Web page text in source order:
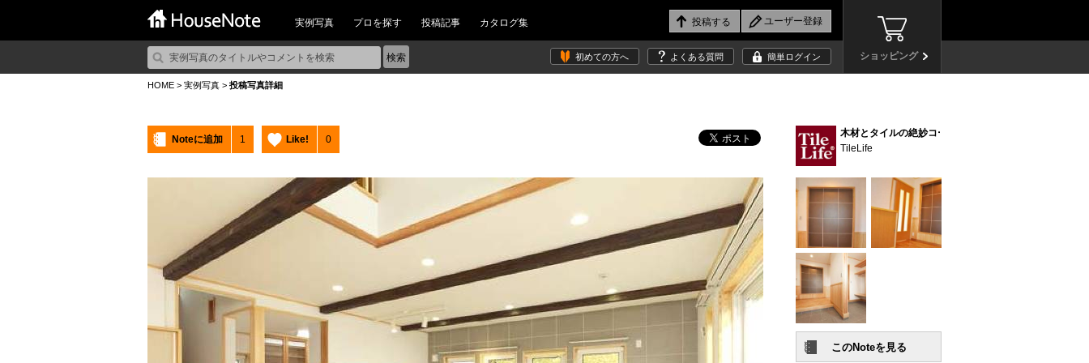
実例写真 プロを探す 投稿記事 カタログ集
ショッピング
初めての方へ よくある質問 簡単ログイン
HOME > 実例写真 > 投稿写真詳細
Noteに追加 1 Like! 0
木材とタイルの絶妙コーディネート、デザインハウス (4)
TileLife